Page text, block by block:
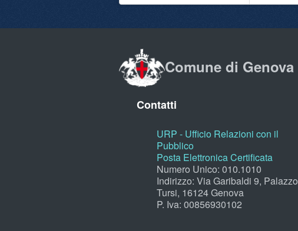
Comune di Genova
Contatti
URP - Ufficio Relazioni con il
Pubblico
Posta Elettronica Certificata
Numero Unico: 010.1010
Indirizzo: Via Garibaldi 9, Palazzo
Tursi, 16124 Genova
P. Iva: 00856930102